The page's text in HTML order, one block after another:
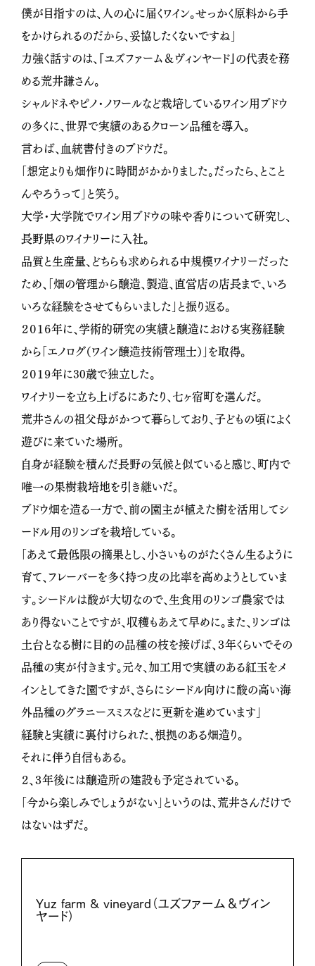
僕が目指すのは、人の心に届くワイン。せっかく原料から手
をかけられるのだから、妥協したくないですね」
力強く話すのは、『ユズファーム＆ヴィンヤード』の代表を務
める荒井謙さん。
シャルドネやピノ・ノワールなど栽培しているワイン用ブドウ
の多くに、世界で実績のあるクローン品種を導入。
言わば、血統書付きのブドウだ。
「想定よりも畑作りに時間がかかりました。だったら、とこと
んやろうって」と笑う。
大学・大学院でワイン用ブドウの味や香りについて研究し、
長野県のワイナリーに入社。
品質と生産量、どちらも求められる中規模ワイナリーだった
ため、「畑の管理から醸造、製造、直営店の店長まで、いろ
いろな経験をさせてもらいました」と振り返る。
２０１６年に、学術的研究の実績と醸造における実務経験
から「エノログ（ワイン醸造技術管理士）」を取得。
２０１９年に30歳で独立した。
ワイナリーを立ち上げるにあたり、七ヶ宿町を選んだ。
荒井さんの祖父母がかつて暮らしており、子どもの頃によく
遊びに来ていた場所。
自身が経験を積んだ長野の気候と似ていると感じ、町内で
唯一の果樹栽培地を引き継いだ。
ブドウ畑を造る一方で、前の園主が植えた樹を活用してシ
ードル用のリンゴを栽培している。
「あえて最低限の摘果とし、小さいものがたくさん生るように
育て、フレーバーを多く持つ皮の比率を高めようとしていま
す。シードルは酸が大切なので、生食用のリンゴ農家では
あり得ないことですが、収穫もあえて早めに。また、リンゴは
土台となる樹に目的の品種の枝を接げば、３年くらいでその
品種の実が付きます。元々、加工用で実績のある紅玉をメ
インとしてきた園ですが、さらにシードル向けに酸の高い海
外品種のグラニースミスなどに更新を進めています」
経験と実績に裏付けられた、根拠のある畑造り。
それに伴う自信もある。
２、３年後には醸造所の建設も予定されている。
「今から楽しみでしょうがない」というのは、荒井さんだけで
はないはずだ。
Yuz farm & vineyard（ユズファーム＆ヴィン
ヤード）